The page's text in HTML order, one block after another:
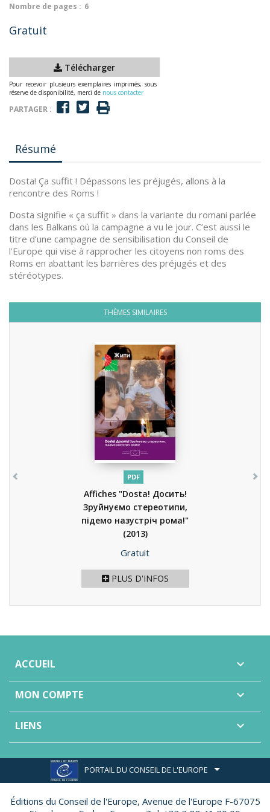
Nombre de pages : 6
Gratuit
Télécharger
Pour recevoir plusieurs exemplaires imprimés, sous
réserve de disponibilité, merci de nous contacter
PARTAGER :
Résumé
Dosta! Ça suffit ! Dépassons les préjugés, allons à la
rencontre des Roms !
Dosta signifie « ça suffit » dans la variante du romani parlée
dans les Balkans où la campagne a vu le jour. C’est aussi le
titre d’une campagne de sensibilisation du Conseil de
l’Europe qui vise à rapprocher les citoyens non roms des
Roms en abattant les barrières des préjugés et des
stéréotypes.
THÈMES SIMILAIRES
PDF
Affiches "Dosta! Досить!
Зруйнуємо стереотипи,
підемо назустріч рома!"
(2013)
Prix
Gratuit
PLUS D'INFOS
ACCUEIL 
MON COMPTE 
LIENS 
PORTAIL DU CONSEIL DE L'EUROPE
Éditions du Conseil de l'Europe, Avenue de l'Europe F-67075